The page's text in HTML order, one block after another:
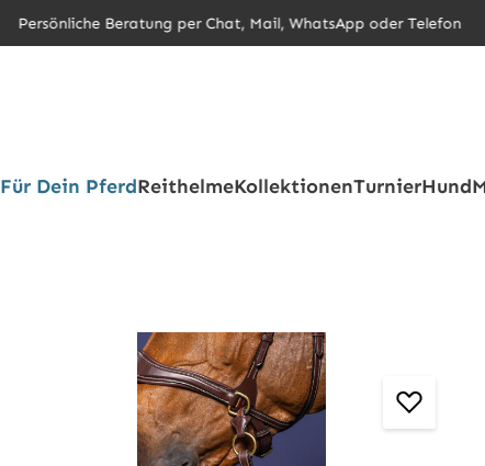
Persönliche Beratung per Chat, Mail, WhatsApp oder Telefon
Für Dein PferdReithelmeKollektionenTurnierHund